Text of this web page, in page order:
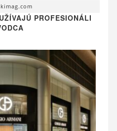
PROFESIONÁLI